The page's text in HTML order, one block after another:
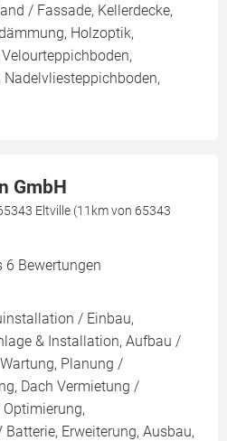
/ Fassade, Kellerdecke,
Holzoptik,
GmbH
Eltville (11km von 65343
6 Bewertungen
/ Einbau,
& Installation, Aufbau /
Planung /
Dach Vermietung /
Erweiterung, Ausbau,